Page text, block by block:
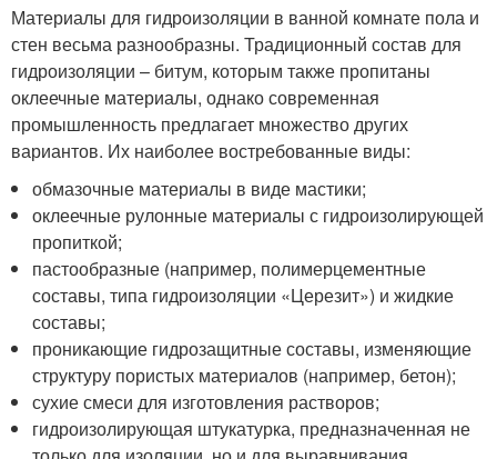
Материалы для гидроизоляции в ванной комнате пола и
стен весьма разнообразны. Традиционный состав для
гидроизоляции – битум, которым также пропитаны
оклеечные материалы, однако современная
промышленность предлагает множество других
вариантов. Их наиболее востребованные виды:
обмазочные материалы в виде мастики;
оклеечные рулонные материалы с гидроизолирующей
пропиткой;
пастообразные (например, полимерцементные
составы, типа гидроизоляции «Церезит») и жидкие
составы;
проникающие гидрозащитные составы, изменяющие
структуру пористых материалов (например, бетон);
сухие смеси для изготовления растворов;
гидроизолирующая штукатурка, предназначенная не